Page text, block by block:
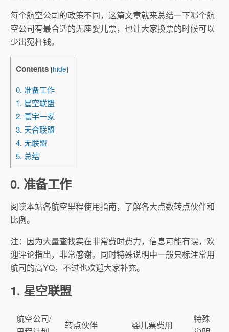
每个航空公司的政策不同，这篇文章就来总结一下哪个航
空公司有最合适的无座婴儿票，也让大家换票的时候可以
少出冤枉钱。
Contents [hide]
0. 准备工作
1. 星空联盟
2. 寰宇一家
3. 天合联盟
4. 无联盟
5. 总结
0. 准备工作
阅读本站各航空里程使用指南，了解各大点数转点伙伴和
比例。
注：因为大量查找实在非常费时费力，信息可能有误，欢
迎评论指出，非常感谢。同时特殊说明中一般只标注常用
航司的高YQ，不过也欢迎大家补充。
1. 星空联盟
航空公司/
转点伙伴 婴儿票费用
特殊